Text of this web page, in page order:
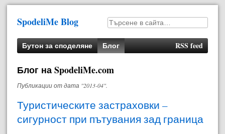
SpodeliMe Blog
Бутон за споделяне Блог RSS feed
Блог на SpodeliMe.com
Публикации от дата "2013-04".
Туристическите застраховки –
сигурност при пътувания зад граница